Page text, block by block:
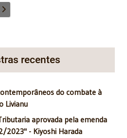
os bons atrapalham
Os ‘partidos’ estão partidos?
recentes
do combate à
Livianu
aprovada pela emenda
2023" - Kiyoshi Harada